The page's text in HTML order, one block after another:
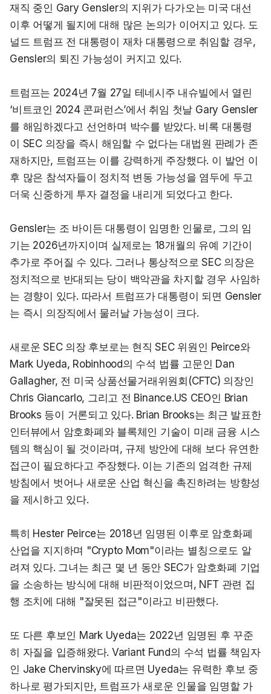
재직 중인 Gary Gensler의 지위가 다가오는 미국 대선
이후 어떻게 될지에 대해 많은 논의가 이어지고 있다. 도
널드 트럼프 전 대통령이 재차 대통령으로 취임할 경우,
Gensler의 퇴진 가능성이 커지고 있다.
트럼프는 2024년 7월 27일 테네시주 내슈빌에서 열린
‘비트코인 2024 콘퍼런스’에서 취임 첫날 Gary Gensler
를 해임하겠다고 선언하며 박수를 받았다. 비록 대통령
이 SEC 의장을 즉시 해임할 수 없다는 대법원 판례가 존
재하지만, 트럼프는 이를 강력하게 주장했다. 이 발언 이
후 많은 참석자들이 정치적 변동 가능성을 염두에 두고
더욱 신중하게 투자 결정을 내리게 되었다고 한다.
Gensler는 조 바이든 대통령이 임명한 인물로, 그의 임
기는 2026년까지이며 실제로는 18개월의 유예 기간이
추가로 주어질 수 있다. 그러나 통상적으로 SEC 의장은
정치적으로 반대되는 당이 백악관을 차지할 경우 사임하
는 경향이 있다. 따라서 트럼프가 대통령이 되면 Gensler
는 즉시 의장직에서 물러날 가능성이 크다.
새로운 SEC 의장 후보로는 현직 SEC 위원인 Peirce와
Mark Uyeda, Robinhood의 수석 법률 고문인 Dan
Gallagher, 전 미국 상품선물거래위원회(CFTC) 의장인
Chris Giancarlo, 그리고 전 Binance.US CEO인 Brian
Brooks 등이 거론되고 있다. Brian Brooks는 최근 발표한
인터뷰에서 암호화폐와 블록체인 기술이 미래 금융 시스
템의 핵심이 될 것이라며, 규제 방안에 대해 보다 유연한
접근이 필요하다고 주장했다. 이는 기존의 엄격한 규제
방침에서 벗어나 새로운 산업 혁신을 촉진하려는 방향성
을 제시하고 있다.
특히 Hester Peirce는 2018년 임명된 이후로 암호화폐
산업을 지지하며 "Crypto Mom"이라는 별칭으로도 알
려져 있다. 그녀는 최근 몇 년 동안 SEC가 암호화폐 기업
을 소송하는 방식에 대해 비판적이었으며, NFT 관련 집
행 조치에 대해 "잘못된 접근"이라고 비판했다.
또 다른 후보인 Mark Uyeda는 2022년 임명된 후 꾸준
히 자질을 입증해왔다. Variant Fund의 수석 법률 책임자
인 Jake Chervinsky에 따르면 Uyeda는 유력한 후보 중
하나로 평가되지만, 트럼프가 새로운 인물을 임명할 가